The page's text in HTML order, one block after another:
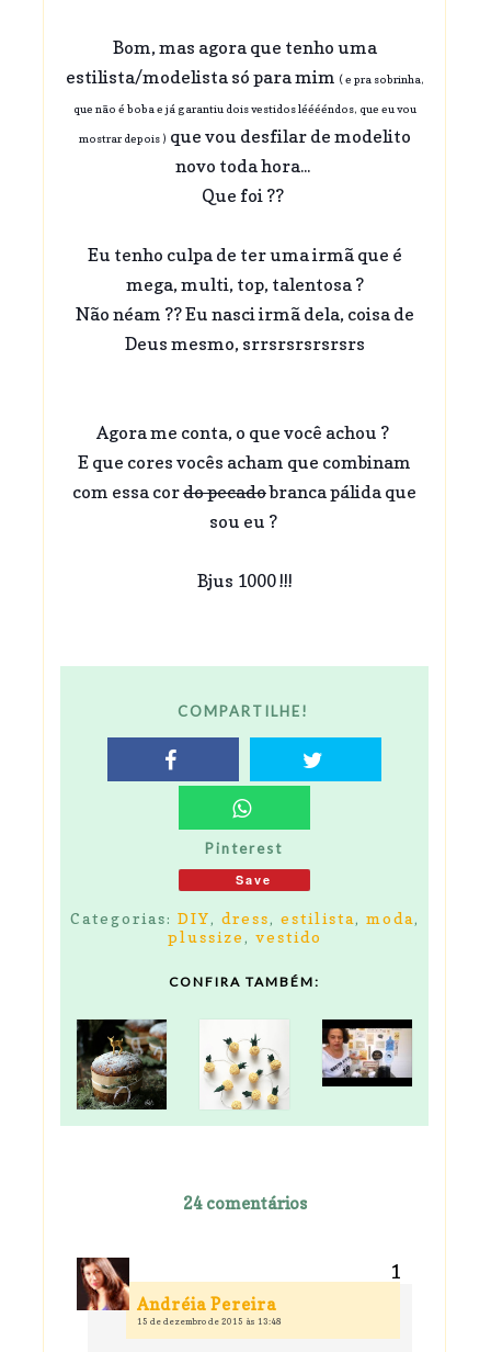
Bom, mas agora que tenho uma
estilista/modelista só para mim ( e pra sobrinha,
que não é boba e já garantiu dois vestidos lééééndos, que eu vou
mostrar depois ) que vou desfilar de modelito
novo toda hora...
Que foi ??
Eu tenho culpa de ter uma irmã que é
mega, multi, top, talentosa ?
Não néam ?? Eu nasci irmã dela, coisa de
Deus mesmo, srrsrsrsrsrsrs
Agora me conta, o que você achou ?
E que cores vocês acham que combinam
com essa cordo pecadobranca pálida que
sou eu ?
Bjus 1000 !!!
COMPARTILHE!
Pinterest
Save
Categorias: DIY, dress, estilista, moda,
plussize , vestido
CONFIRA TAMBÉM:
24 comentários
Andréia Pereira
15 de dezembro de 2015 às 13:48